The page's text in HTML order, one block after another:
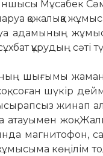
Мұсабек
қожалыққа
адамының
құрудың
шығымы жаман
со­ған шүкір
жинап
атауы­мен жоқ.
маг­нитофон,
көңілім